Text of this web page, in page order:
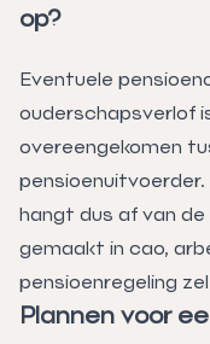
op?
Eventuele
ouderschapsverlof
overeengekomen
hangt dus af van
gemaakt in cao,
pensioenregeling
Plannen voor